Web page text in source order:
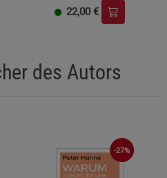
22,00 €
des Autors
-27%